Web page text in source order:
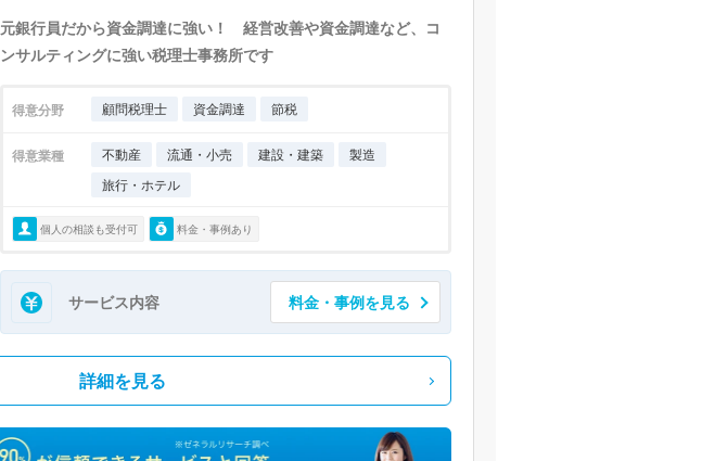
元銀行員だから資金調達に強い！ 経営改善や資金調達など、コ
ンサルティングに強い税理士事務所です
得意分野 顧問税理士 資金調達 節税
得意業種 不動産 流通・小売 建設・建築
製造
旅行・ホテル
個人の相談も受付可 料金・事例あり
サービス内容 料金・事例を見る
詳細を見る